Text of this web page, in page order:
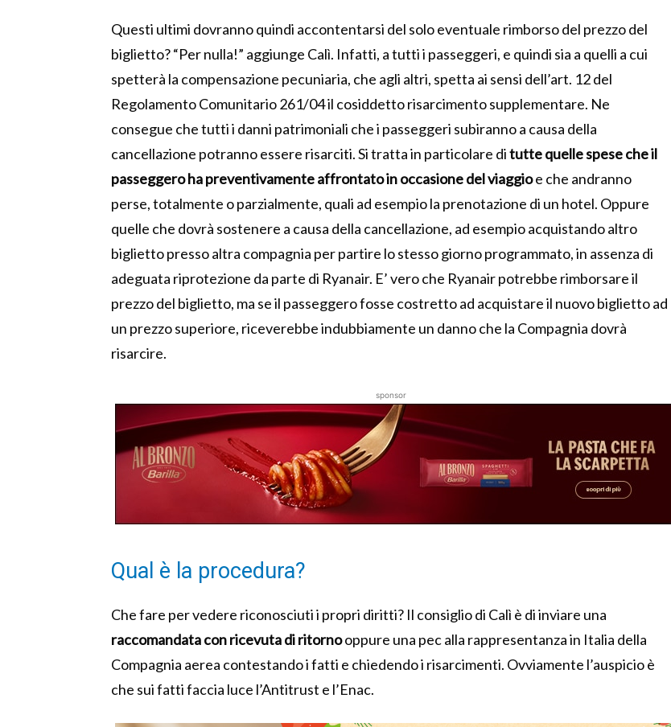
Questi ultimi dovranno quindi accontentarsi del solo eventuale rimborso del prezzo del
biglietto? “Per nulla!” aggiunge Calì. Infatti, a tutti i passeggeri, e quindi sia a quelli a cui
spetterà la compensazione pecuniaria, che agli altri, spetta ai sensi dell’art. 12 del
Regolamento Comunitario 261/04 il cosiddetto risarcimento supplementare. Ne
consegue che tutti i danni patrimoniali che i passeggeri subiranno a causa della
cancellazione potranno essere risarciti. Si tratta in particolare ditutte quelle spese che il
passeggero ha preventivamente affrontato in occasione del viaggioe che andranno
perse, totalmente o parzialmente, quali ad esempio la prenotazione di un hotel. Oppure
quelle che dovrà sostenere a causa della cancellazione, ad esempio acquistando altro
biglietto presso altra compagnia per partire lo stesso giorno programmato, in assenza di
adeguata riprotezione da parte di Ryanair. E’ vero che Ryanair potrebbe rimborsare il
prezzo del biglietto, ma se il passeggero fosse costretto ad acquistare il nuovo biglietto ad
un prezzo superiore, riceverebbe indubbiamente un danno che la Compagnia dovrà
risarcire.
sponsor
Qual è la procedura?
Che fare per vedere riconosciuti i propri diritti? Il consiglio di Calì è di inviare una
raccomandata con ricevuta di ritornooppure una pec alla rappresentanza in Italia della
Compagnia aerea contestando i fatti e chiedendo i risarcimenti. Ovviamente l’auspicio è
che sui fatti faccia luce l’Antitrust e l’Enac.